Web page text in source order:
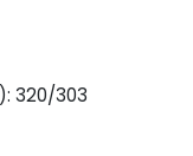
320/303